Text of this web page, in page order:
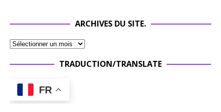
ARCHIVES DU SITE.
TRADUCTION/TRANSLATE
FR